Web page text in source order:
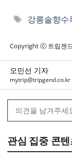
태
강릉솔향수
Copyright ⓒ 트립젠
오민선 기자
mytrip@tripgend.co.kr
관심 집중 콘